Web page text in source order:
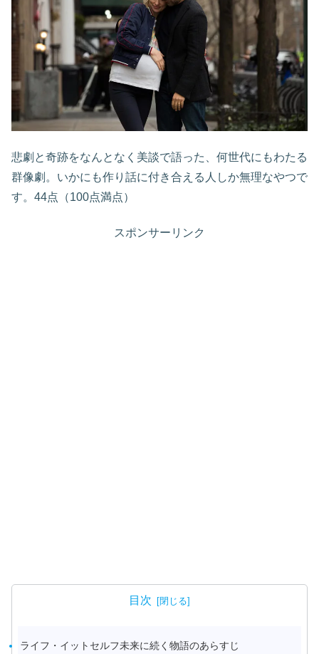
悲劇と奇跡をなんとなく美談で語った、何世代にもわたる
群像劇。いかにも作り話に付き合える人しか無理なやつで
す。44点（100点満点）
スポンサーリンク
目次
ライフ・イットセルフ未来に続く物語のあらすじ